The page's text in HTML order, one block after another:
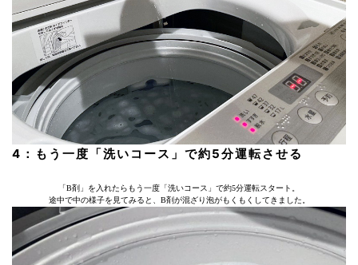
4：もう一度「洗いコース」で約5分運転させる
「B剤」を入れたらもう一度「洗いコース」で約5分運転スタート。
途中で中の様子を見てみると、B剤が混ざり泡がもくもくしてきました。